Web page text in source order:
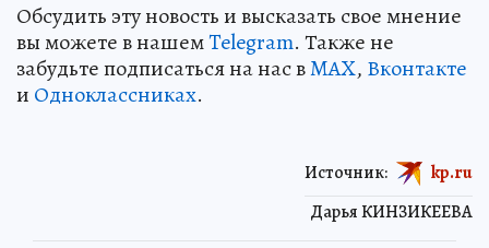
Обсудить эту новость и высказать свое мнение
вы можете в нашемTelegram. Также не
забудьте подписаться на нас вMAX, Вконтакте
и Одноклассниках.
Дарья КИНЗИКЕЕВА
Источник: kp.ru